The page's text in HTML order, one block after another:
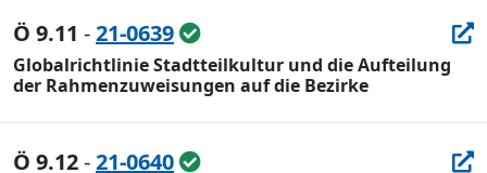
Ö 9.11 -21-0639
Globalrichtlinie Stadtteilkultur und die Aufteilung
der Rahmenzuweisungen auf die Bezirke
Ö 9.12-21-0640